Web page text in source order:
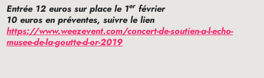
Entrée 12 euros sur place le 1er février
10 euros en préventes, suivre le lien
https://www.weezevent.com/concert-de-soutien-a-l-echo-
musee-de-la-goutte-d-or-2019